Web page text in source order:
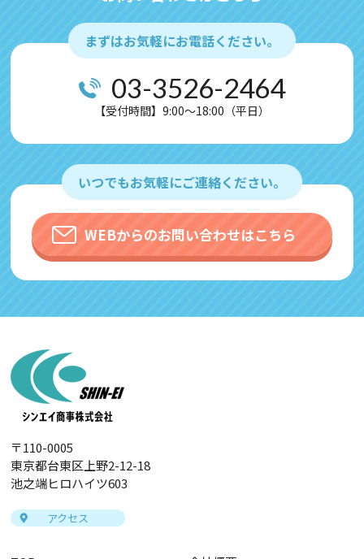
まずはお気軽にお電話ください。
03-3526-2464
【受付時間】9:00～18:00（平日）
いつでもお気軽にご連絡ください。
WEBからのお問い合わせはこちら
〒110-0005
東京都台東区上野2-12-18
池之端ヒロハイツ603
アクセス